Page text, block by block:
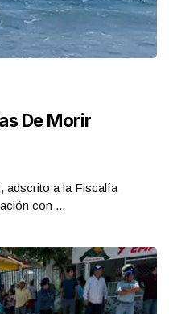
De Morir
adscrito a la Fiscalía
con ...